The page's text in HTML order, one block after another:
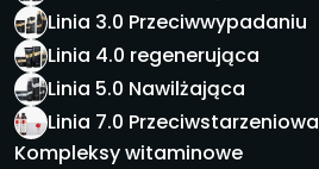
Linia 3.0 Przeciwwypadaniu
Linia 4.0 regenerująca
Linia 5.0 Nawilżająca
Linia 7.0 Przeciwstarzeniowa
Kompleksy witaminowe